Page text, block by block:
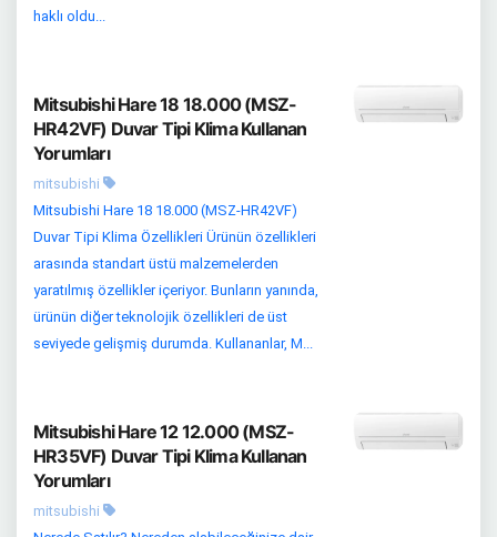
haklı oldu...
Mitsubishi Hare 18 18.000 (MSZ-
HR42VF) Duvar Tipi Klima Kullanan
Yorumları
mitsubishi
Mitsubishi Hare 18 18.000 (MSZ-HR42VF)
Duvar Tipi Klima Özellikleri Ürünün özellikleri
arasında standart üstü malzemelerden
yaratılmış özellikler içeriyor. Bunların yanında,
ürünün diğer teknolojik özellikleri de üst
seviyede gelişmiş durumda. Kullananlar, M...
Mitsubishi Hare 12 12.000 (MSZ-
HR35VF) Duvar Tipi Klima Kullanan
Yorumları
mitsubishi